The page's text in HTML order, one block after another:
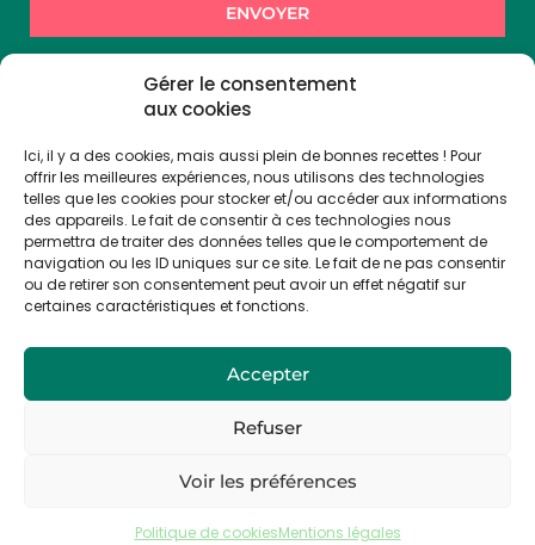
Gérer le consentement
aux cookies
Ici, il y a des cookies, mais aussi plein de bonnes recettes ! Pour
offrir les meilleures expériences, nous utilisons des technologies
telles que les cookies pour stocker et/ou accéder aux informations
des appareils. Le fait de consentir à ces technologies nous
permettra de traiter des données telles que le comportement de
navigation ou les ID uniques sur ce site. Le fait de ne pas consentir
ou de retirer son consentement peut avoir un effet négatif sur
certaines caractéristiques et fonctions.
Accepter
Refuser
Voir les préférences
Politique de cookiesMentions légales
ENVOYER
Alternative:
En vous inscrivant, vous acceptez de recevoir des
communications de la part de Cuisto Cook.
Suivez-nous !
© Cuisto Cook 2025